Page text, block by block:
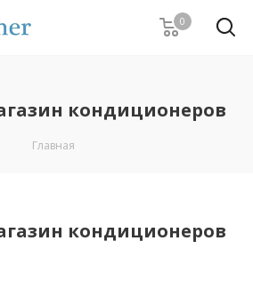
0
кондиционеров
Главная
кондиционеров